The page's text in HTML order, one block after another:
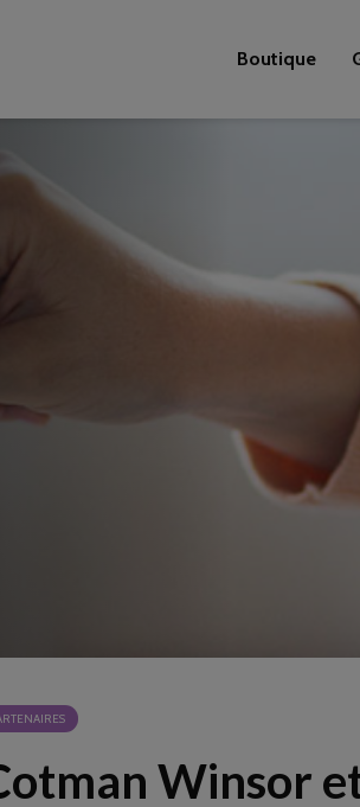
Boutique
Winsor